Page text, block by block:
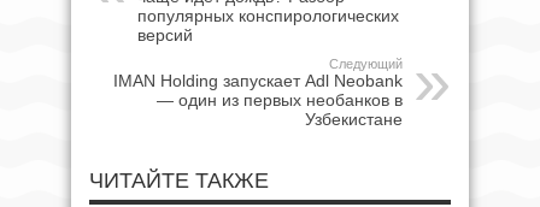
популярных конспирологических
версий
Следующий
IMAN Holding запускает Adl Neobank
— один из первых необанков в
Узбекистане
ЧИТАЙТЕ ТАКЖЕ